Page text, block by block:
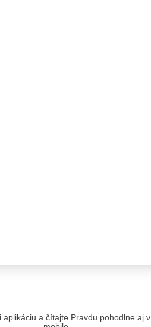
aplikáciu a čítajte Pravdu pohodlne aj v